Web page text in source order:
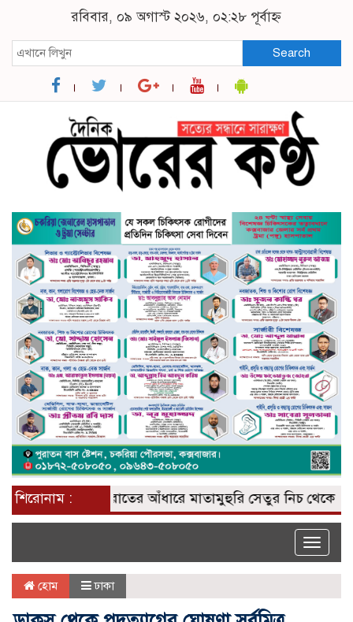
রবিবার, ০৯ অগাস্ট ২০২৬, ০২:২৮ পূর্বাহ্ন
Search
শিরোনাম : রাতের আঁধারে মাতামুহুরি সেতুর নিচ থেকে অবৈধ
Toggle
হোম ঢাকা